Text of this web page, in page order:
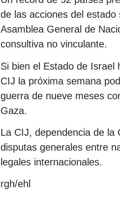
de las acciones del
Asamblea General de
consultiva no vinculante.
Si bien el Estado de Israel
CIJ la próxima semana
guerra de nueve meses
Gaza.
La CIJ, dependencia de la
disputas generales entre
legales internacionales.
rgh/ehl